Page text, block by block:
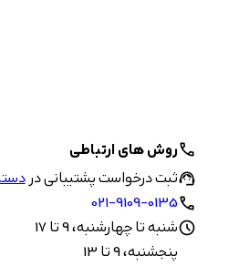
callروش های ارتباطی
support_agentثبت درخواست پشتیبانی در
call
021-9109-0135
scheduleشنبه تا چهارشنبه، 9 تا 17
پنجشنبه، 9 تا 13